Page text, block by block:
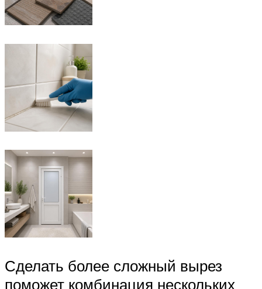
Сделать более сложный вырез
поможет комбинация нескольких